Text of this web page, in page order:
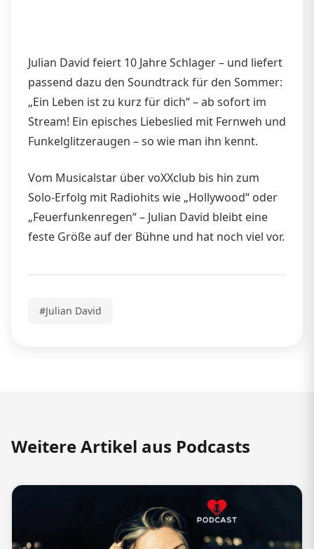
Julian David feiert 10 Jahre Schlager – und liefert
passend dazu den Soundtrack für den Sommer:
„Ein Leben ist zu kurz für dich“ – ab sofort im
Stream! Ein episches Liebeslied mit Fernweh und
Funkelglitzeraugen – so wie man ihn kennt.
Vom Musicalstar über voXXclub bis hin zum
Solo-Erfolg mit Radiohits wie „Hollywood“ oder
„Feuerfunkenregen“ – Julian David bleibt eine
feste Größe auf der Bühne und hat noch viel vor.
#Julian David
Weitere Artikel aus Podcasts